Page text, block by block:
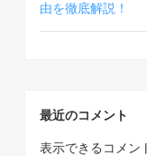
由を徹底解説！
最近のコメント
表示できるコメン